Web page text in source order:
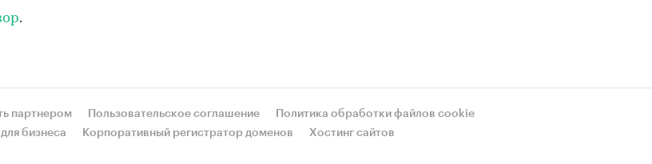
.
партнером Пользовательское соглашение
Политика обработки файлов cookie
бизнеса Корпоративный регистратор доменов Хостинг сайтов